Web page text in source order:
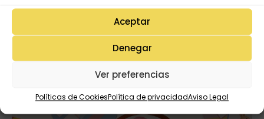
Aceptar
Denegar
Ver preferencias
Políticas de CookiesPolítica de privacidadAviso Legal
PLANTILLA PARA TRABAJAR LAS LETRAS
PORUNA PIZCA DE EDUCACIÓN 23SEPTIEMBRE, 2025
Leer más